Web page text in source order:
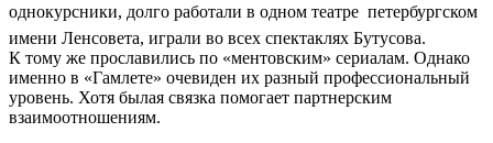
однокурсники, долго работали в одном театре  петербургском
имени Ленсовета, играли во всех спектаклях Бутусова.
К тому же прославились по «ментовским» сериалам. Однако
именно в «Гамлете» очевиден их разный профессиональный
уровень. Хотя былая связка помогает партнерским
взаимоотношениям.